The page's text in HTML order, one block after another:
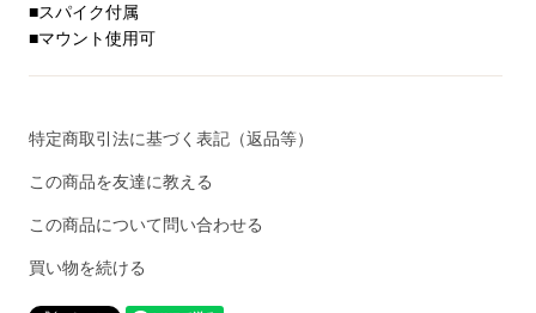
■スパイク付属
■マウント使用可
特定商取引法に基づく表記（返品等）
この商品を友達に教える
この商品について問い合わせる
買い物を続ける